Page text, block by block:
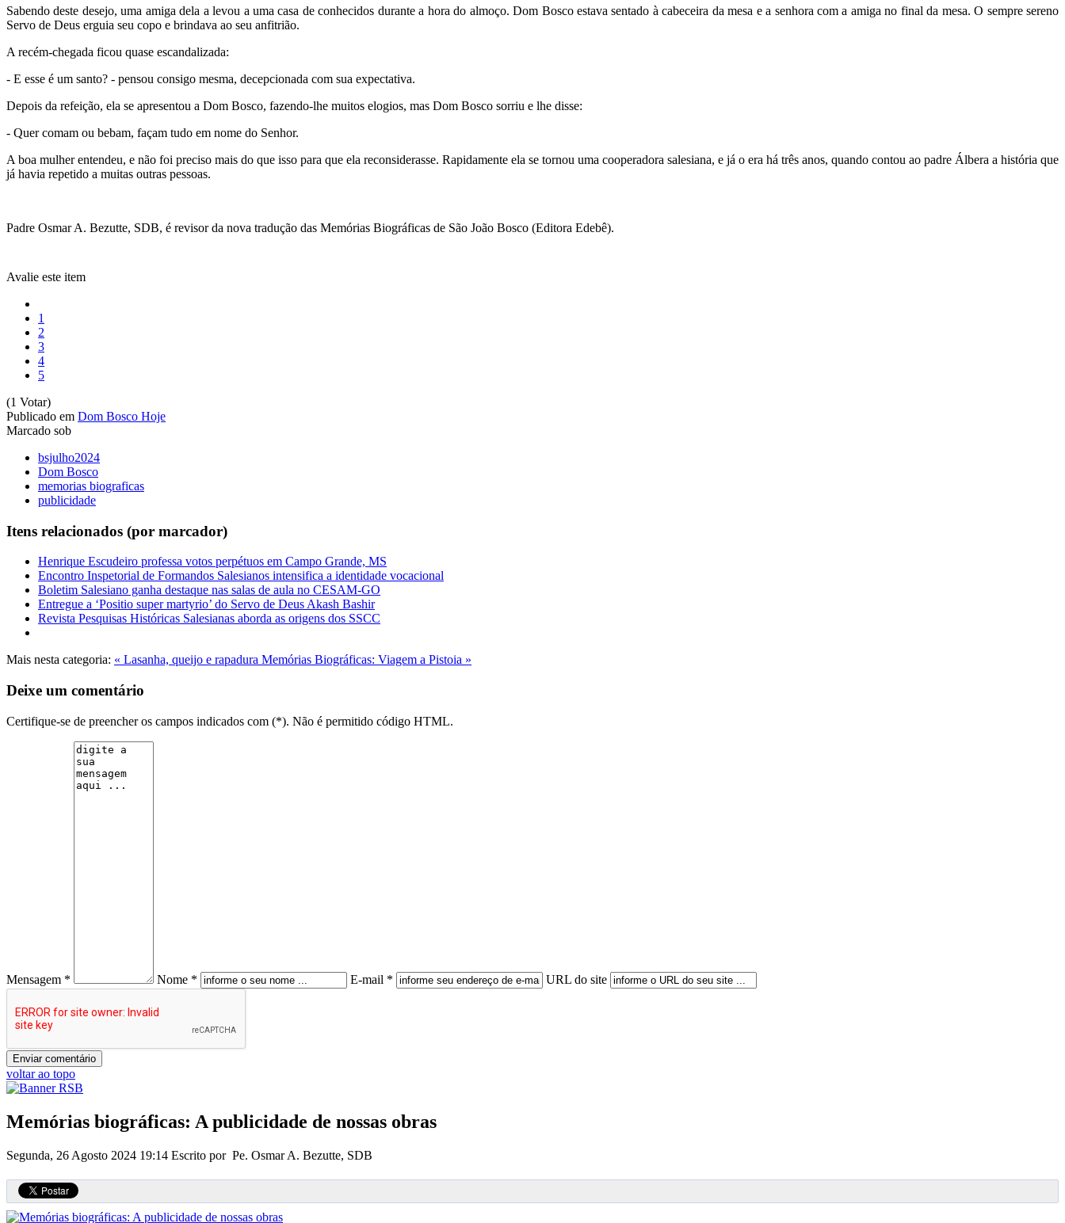
Sabendo deste desejo, uma amiga dela a levou a uma casa de conhecidos durante a hora do almoço. Dom Bosco estava sentado à cabeceira da mesa e a senhora com a amiga no final da mesa. O sempre sereno
Servo de Deus erguia seu copo e brindava ao seu anfitrião.
A recém-chegada ficou quase escandalizada:
- E esse é um santo? - pensou consigo mesma, decepcionada com sua expectativa.
Depois da refeição, ela se apresentou a Dom Bosco, fazendo-lhe muitos elogios, mas Dom Bosco sorriu e lhe disse:
- Quer comam ou bebam, façam tudo em nome do Senhor.
A boa mulher entendeu, e não foi preciso mais do que isso para que ela reconsiderasse. Rapidamente ela se tornou uma cooperadora salesiana, e já o era há três anos, quando contou ao padre Álbera a história que
já havia repetido a muitas outras pessoas.
Padre Osmar A. Bezutte, SDB, é revisor da nova tradução das Memórias Biográficas de São João Bosco (Editora Edebê).
Avalie este item
1
2
3
4
5
(1 Votar)
Publicado em Dom Bosco Hoje
Marcado sob
bsjulho2024
Dom Bosco
memorias biograficas
publicidade
Itens relacionados (por marcador)
Henrique Escudeiro professa votos perpétuos em Campo Grande, MS
Encontro Inspetorial de Formandos Salesianos intensifica a identidade vocacional
Boletim Salesiano ganha destaque nas salas de aula no CESAM-GO
Entregue a ‘Positio super martyrio’ do Servo de Deus Akash Bashir
Revista Pesquisas Históricas Salesianas aborda as origens dos SSCC
Mais nesta categoria: « Lasanha, queijo e rapadura Memórias Biográficas: Viagem a Pistoia »
Deixe um comentário
Certifique-se de preencher os campos indicados com (*). Não é permitido código HTML.
Mensagem * Nome * E-mail * URL do site
voltar ao topo
Memórias biográficas: A publicidade de nossas obras
Segunda, 26 Agosto 2024 19:14 Escrito por Pe. Osmar A. Bezutte, SDB